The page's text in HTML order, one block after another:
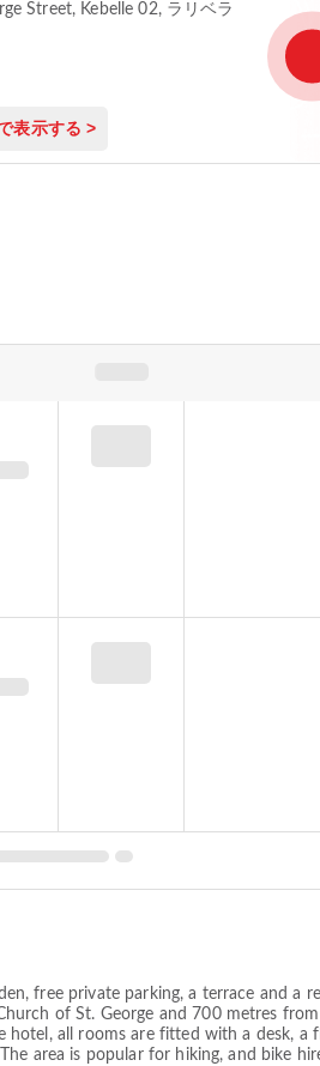
Street, Kebelle 02, ラリベラ
表示する >
free private parking, a terrace and a
of St. George and 700 metres
all rooms are fitted with a desk, a
area is popular for hiking, and bike